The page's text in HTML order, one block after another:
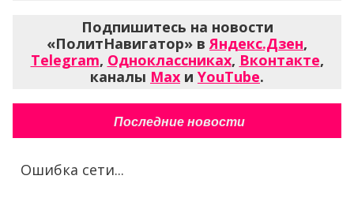
Подпишитесь на новости
«ПолитНавигатор» вЯндекс.Дзен,
Telegram, Одноклассниках, Вконтакте,
каналы Max и YouTube.
Последние новости
Ошибка сети...